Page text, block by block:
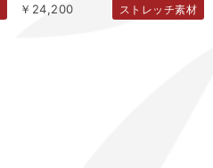
￥24,200 ストレッチ素材